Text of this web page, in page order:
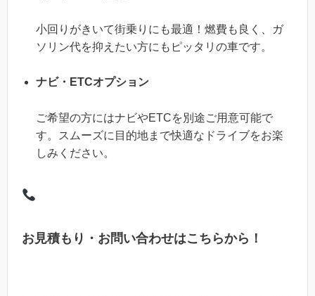
小回りがきいて街乗りにも最適！燃費も良く、ガ
ソリン代を抑えたい方にもピッタリの車です。
ナビ・ETCオプション
ご希望の方にはナビやETCを別途ご用意可能で
す。スムーズに目的地まで快適なドライブをお楽
しみください。
お見積もり・お問い合わせはこちらから！